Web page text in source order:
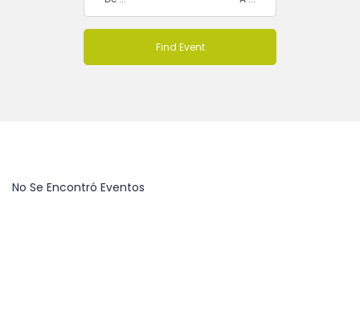
No Se Encontró Eventos